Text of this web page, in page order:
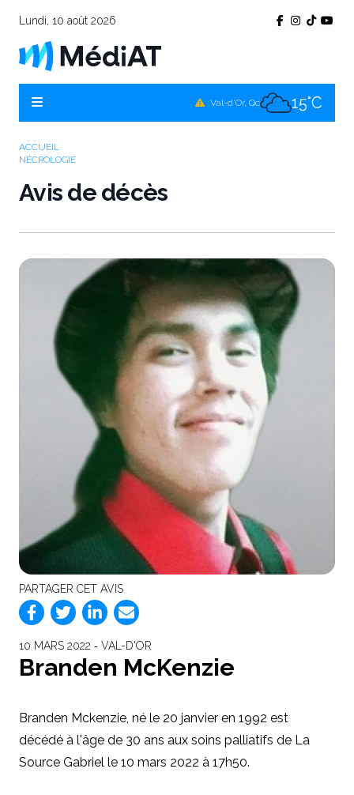
Lundi, 10 août 2026
Val-d'Or, Qc 15°C
ACCUEIL
NÉCROLOGIE
Avis de décès
PARTAGER CET AVIS
10 MARS 2022 ‐ VAL-D'OR
Branden McKenzie
Branden Mckenzie, né le 20 janvier en 1992 est
décédé à l'âge de 30 ans aux soins palliatifs de La
Source Gabriel le 10 mars 2022 à 17h50.